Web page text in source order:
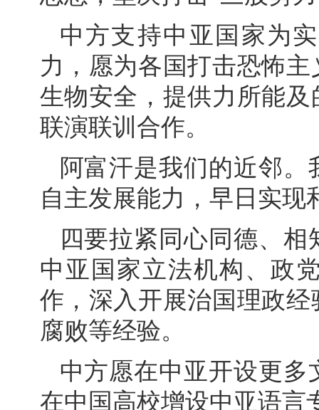
中方支持中亚国家为
力，愿为各国打击恐怖
生物安全，提供力所能
联演联训合作。
阿富汗是我们的近邻
自主发展能力，早日实现
四要拉紧同心同德、
中亚国家立法机构、政
作，深入开展治国理政
腐败等经验。
中方愿在中亚开设更
在中国高校增设中亚语